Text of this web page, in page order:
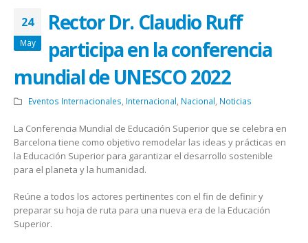
24
May
Rector Dr. Claudio Ruff
participa en la conferencia
mundial de UNESCO 2022
Eventos Internacionales, Internacional, Nacional, Noticias
La Conferencia Mundial de Educación Superior que se celebra en
Barcelona tiene como objetivo remodelar las ideas y prácticas en
la Educación Superior para garantizar el desarrollo sostenible
para el planeta y la humanidad.
Reúne a todos los actores pertinentes con el fin de definir y
preparar su hoja de ruta para una nueva era de la Educación
Superior.